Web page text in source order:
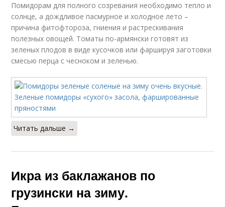
Помидорам для полного созревания необходимо тепло и
солнце, а дождливое пасмурное и холодное лето –
причина фитофтороза, гниения и растрескивания
полезных овощей. Томаты по-армянски готовят из
зеленых плодов в виде кусочков или фаршируя заготовки
смесью перца с чесноком и зеленью.
Читать дальше →
Икра из баклажанов по
грузински на зиму.